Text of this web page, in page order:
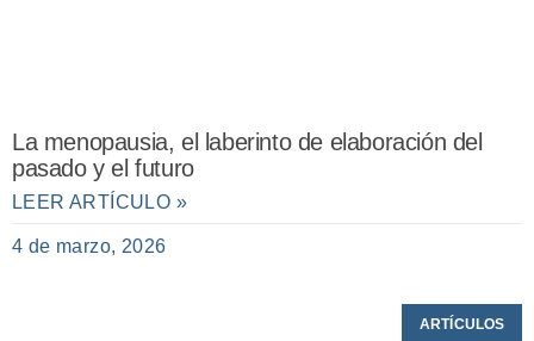
La menopausia, el laberinto de elaboración del
pasado y el futuro
LEER ARTÍCULO »
4 de marzo, 2026
ARTÍCULOS